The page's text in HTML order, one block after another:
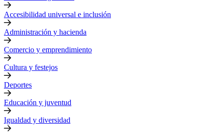
Accesibilidad universal e inclusión
Administración y hacienda
Comercio y emprendimiento
Cultura y festejos
Deportes
Educación y juventud
Igualdad y diversidad